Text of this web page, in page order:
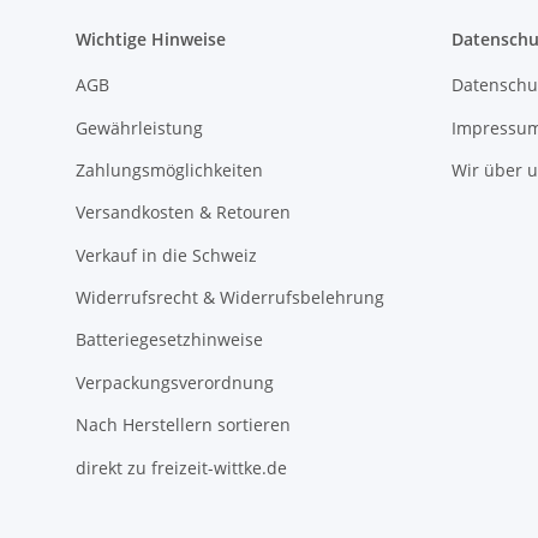
Wichtige Hinweise
AGB
Gewährleistung
Zahlungsmöglichkeiten
Versandkosten & Retouren
Verkauf in die Schweiz
Widerrufsrecht & Widerrufsbelehrung
Batteriegesetzhinweise
Verpackungsverordnung
Nach Herstellern sortieren
direkt zu freizeit-wittke.de
Wir über